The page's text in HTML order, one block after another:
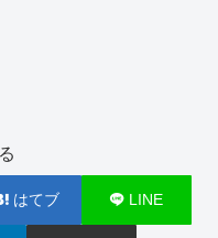
はてブ LINE